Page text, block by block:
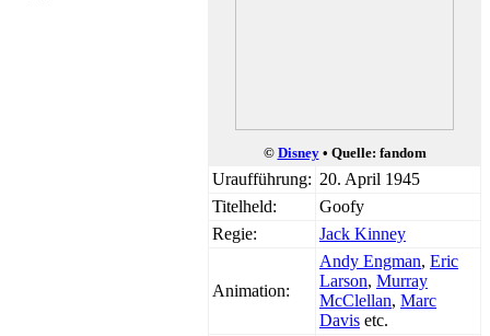
© Disney• Quelle: fandom
Uraufführung: 20. April 1945
Titelheld:
Goofy
Regie:
Jack Kinney
Animation:
Andy Engman, Eric
Larson, Murray
McClellan, Marc
Davis etc.